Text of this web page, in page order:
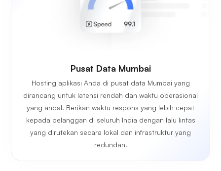
Pusat Data Mumbai
Hosting aplikasi Anda di pusat data Mumbai yang
dirancang untuk latensi rendah dan waktu operasional
yang andal. Berikan waktu respons yang lebih cepat
kepada pelanggan di seluruh India dengan lalu lintas
yang dirutekan secara lokal dan infrastruktur yang
redundan.